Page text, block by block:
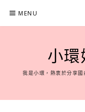
content
MENU
小環
我是小環，熱衷於分享